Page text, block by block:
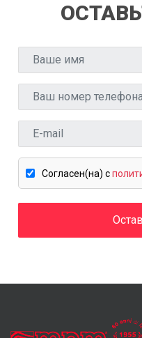
Cогласен(на) c